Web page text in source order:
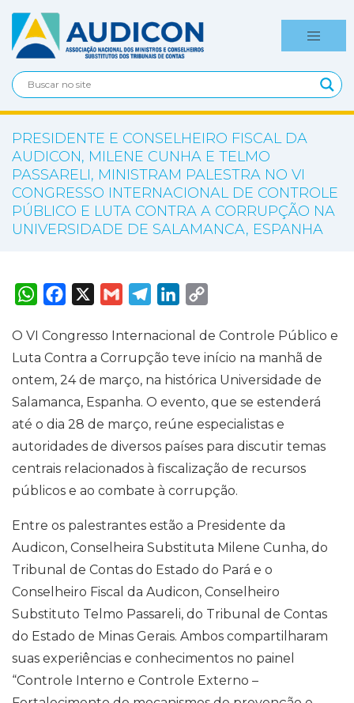
PRESIDENTE E CONSELHEIRO FISCAL DA
AUDICON, MILENE CUNHA E TELMO
PASSARELI, MINISTRAM PALESTRA NO VI
CONGRESSO INTERNACIONAL DE CONTROLE
PÚBLICO E LUTA CONTRA A CORRUPÇÃO NA
UNIVERSIDADE DE SALAMANCA, ESPANHA
W
h
s
A
p
p
F
a
b
o
o
k
X
G
m
l
T
e
g
r
a
m
L
e
d
I
n
L
i
n
k
O VI Congresso Internacional de Controle Público e
Luta Contra a Corrupção teve início na manhã de
ontem, 24 de março, na histórica Universidade de
Salamanca, Espanha. O evento, que se estenderá
até o dia 28 de março, reúne especialistas e
autoridades de diversos países para discutir temas
centrais relacionados à fiscalização de recursos
públicos e ao combate à corrupção.​
Entre os palestrantes estão a Presidente da
Audicon, Conselheira Substituta Milene Cunha, do
Tribunal de Contas do Estado do Pará e o
Conselheiro Fiscal da Audicon, Conselheiro
Substituto Telmo Passareli, do Tribunal de Contas
do Estado de Minas Gerais. Ambos compartilharam
suas experiências e conhecimentos no painel
“Controle Interno e Controle Externo –